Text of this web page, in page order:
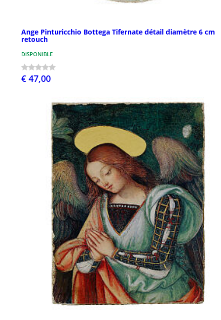
Ange Pinturicchio Bottega Tifernate détail diamètre 6 cm
retouch
DISPONIBLE
€ 47,00